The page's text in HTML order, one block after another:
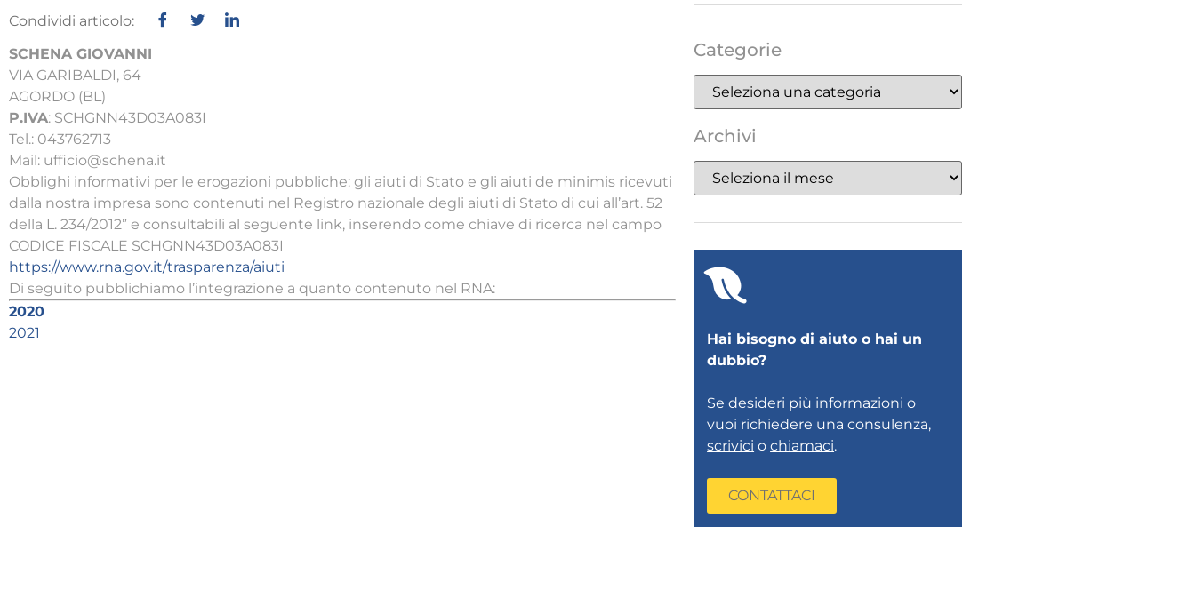
Condividi articolo:
SCHENA GIOVANNI
VIA GARIBALDI, 64
AGORDO (BL)
P.IVA: SCHGNN43D03A083I
Tel.: 043762713
Mail: ufficio@schena.it
Obblighi informativi per le erogazioni pubbliche: gli aiuti di Stato e gli aiuti de minimis ricevuti
dalla nostra impresa sono contenuti nel Registro nazionale degli aiuti di Stato di cui all’art. 52
della L. 234/2012” e consultabili al seguente link, inserendo come chiave di ricerca nel campo
CODICE FISCALE SCHGNN43D03A083I
https://www.rna.gov.it/trasparenza/aiuti
Di seguito pubblichiamo l’integrazione a quanto contenuto nel RNA:
2020
2021
Categorie
Archivi
Hai bisogno di aiuto o hai un
dubbio?
Se desideri più informazioni o
vuoi richiedere una consulenza,
scrivici ochiamaci.
CONTATTACI